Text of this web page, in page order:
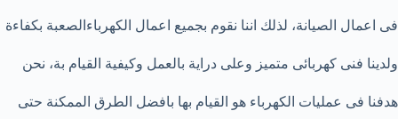
فى اعمال الصيانة، لذلك اننا نقوم بجميع اعمال الكهرباءالصعبة بكفاءة
ولدينا فنى كهربائى متميز وعلى دراية بالعمل وكيفية القيام بة، نحن
هدفنا فى عمليات الكهرباء هو القيام بها بافضل الطرق الممكنة حتى